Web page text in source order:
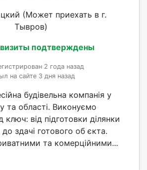
(Может приехать в г.
Тывров)
подтверждены
2 года назад
на сайте 3 дня назад
будівельна компанія у
та області. Виконуємо
ключ: від підготовки ділянки
здачі готового об єкта.
та комерційними...